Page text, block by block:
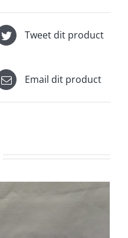
Tweet dit product
Email dit product